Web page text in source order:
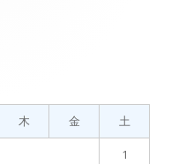
木 金 土
1